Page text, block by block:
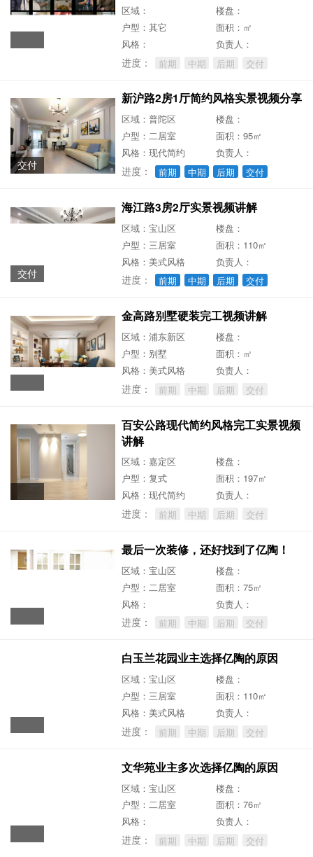
区域：
楼盘：
户型：其它
面积：㎡
风格：
负责人：
进度： 前期 中期 后期 交付
交付
新沪路2房1厅简约风格实景视频分享
区域：普陀区
楼盘：
户型：二居室
面积：95㎡
风格：现代简约
负责人：
进度： 前期 中期 后期 交付
交付
海江路3房2厅实景视频讲解
区域：宝山区
楼盘：
户型：三居室
面积：110㎡
风格：美式风格
负责人：
进度： 前期 中期 后期 交付
金高路别墅硬装完工视频讲解
区域：浦东新区
楼盘：
户型：别墅
面积：㎡
风格：美式风格
负责人：
进度： 前期 中期 后期 交付
百安公路现代简约风格完工实景视频
讲解
区域：嘉定区
楼盘：
户型：复式
面积：197㎡
风格：现代简约
负责人：
进度： 前期 中期 后期 交付
最后一次装修，还好找到了亿陶！
区域：宝山区
楼盘：
户型：二居室
面积：75㎡
风格：
负责人：
进度： 前期 中期 后期 交付
白玉兰花园业主选择亿陶的原因
区域：宝山区
楼盘：
户型：三居室
面积：110㎡
风格：美式风格
负责人：
进度： 前期 中期 后期 交付
文华苑业主多次选择亿陶的原因
区域：宝山区
楼盘：
户型：二居室
面积：76㎡
风格：
负责人：
进度： 前期 中期 后期 交付